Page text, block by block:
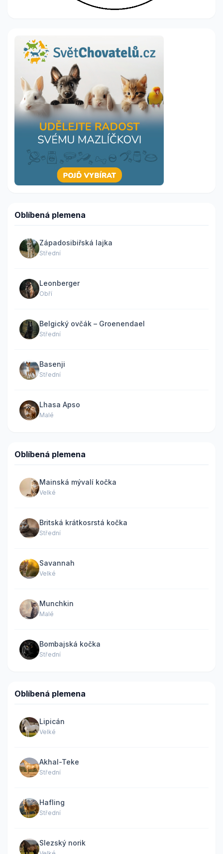
Oblíbená plemena
Západosibiřská lajka
Střední
Leonberger
Obří
Belgický ovčák – Groenendael
Střední
Basenji
Střední
Lhasa Apso
Malé
Oblíbená plemena
Mainská mývalí kočka
Velké
Britská krátkosrstá kočka
Střední
Savannah
Velké
Munchkin
Malé
Bombajská kočka
Střední
Oblíbená plemena
Lipicán
Velké
Akhal-Teke
Střední
Hafling
Střední
Slezský norik